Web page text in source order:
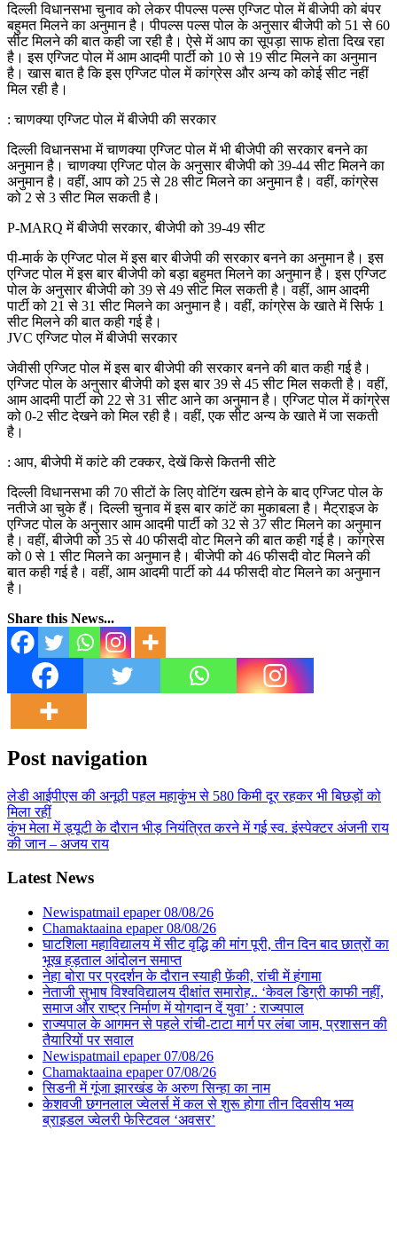
दिल्ली विधानसभा चुनाव को लेकर पीपल्स पल्स एग्जिट पोल में बीजेपी को बंपर
बहुमत मिलने का अनुमान है। पीपल्स पल्स पोल के अनुसार बीजेपी को 51 से 60
सीट मिलने की बात कही जा रही है। ऐसे में आप का सूपड़ा साफ होता दिख रहा
है। इस एग्जिट पोल में आम आदमी पार्टी को 10 से 19 सीट मिलने का अनुमान
है। खास बात है कि इस एग्जिट पोल में कांग्रेस और अन्य को कोई सीट नहीं
मिल रही है।
: चाणक्या एग्जिट पोल में बीजेपी की सरकार
दिल्ली विधानसभा में चाणक्या एग्जिट पोल में भी बीजेपी की सरकार बनने का
अनुमान है। चाणक्या एग्जिट पोल के अनुसार बीजेपी को 39-44 सीट मिलने का
अनुमान है। वहीं, आप को 25 से 28 सीट मिलने का अनुमान है। वहीं, कांग्रेस
को 2 से 3 सीट मिल सकती है।
P-MARQ में बीजेपी सरकार, बीजेपी को 39-49 सीट
पी-मार्क के एग्जिट पोल में इस बार बीजेपी की सरकार बनने का अनुमान है। इस
एग्जिट पोल में इस बार बीजेपी को बड़ा बहुमत मिलने का अनुमान है। इस एग्जिट
पोल के अनुसार बीजेपी को 39 से 49 सीट मिल सकती है। वहीं, आम आदमी
पार्टी को 21 से 31 सीट मिलने का अनुमान है। वहीं, कांग्रेस के खाते में सिर्फ 1
सीट मिलने की बात कही गई है।
JVC एग्जिट पोल में बीजेपी सरकार
जेवीसी एग्जिट पोल में इस बार बीजेपी की सरकार बनने की बात कही गई है।
एग्जिट पोल के अनुसार बीजेपी को इस बार 39 से 45 सीट मिल सकती है। वहीं,
आम आदमी पार्टी को 22 से 31 सीट आने का अनुमान है। एग्जिट पोल में कांग्रेस
को 0-2 सीट देखने को मिल रही है। वहीं, एक सीट अन्य के खाते में जा सकती
है।
: आप, बीजेपी में कांटे की टक्कर, देखें किसे कितनी सीटे
दिल्ली विधानसभा की 70 सीटों के लिए वोटिंग खत्म होने के बाद एग्जिट पोल के
नतीजे आ चुके हैं। दिल्ली चुनाव में इस बार कांटें का मुकाबला है। मैट्राइज के
एग्जिट पोल के अनुसार आम आदमी पार्टी को 32 से 37 सीट मिलने का अनुमान
है। वहीं, बीजेपी को 35 से 40 फीसदी वोट मिलने की बात कही गई है। कांग्रेस
को 0 से 1 सीट मिलने का अनुमान है। बीजेपी को 46 फीसदी वोट मिलने की
बात कही गई है। वहीं, आम आदमी पार्टी को 44 फीसदी वोट मिलने का अनुमान
है।​​
Share this News...
Post navigation
लेडी आईपीएस की अनूठी पहल महाकुंभ से 580 किमी दूर रहकर भी बिछड़ों को
मिला रहीं
कुंभ मेला में ड्यूटी के दौरान भीड़ नियंत्रित करने में गई स्व. इंस्पेक्टर अंजनी राय
की जान – अजय राय
Latest News
Newispatmail epaper 08/08/26
Chamaktaaina epaper 08/08/26
घाटशिला महाविद्यालय में सीट वृद्धि की मांग पूरी, तीन दिन बाद छात्रों का
भूख हड़ताल आंदोलन समाप्त
नेहा बोरा पर प्रदर्शन के दौरान स्याही फ़ेंकी, रांची में हंगामा
नेताजी सुभाष विश्वविद्यालय दीक्षांत समारोह.. ‘केवल डिग्री काफी नहीं,
समाज और राष्ट्र निर्माण में योगदान दें युवा’ : राज्यपाल
राज्यपाल के आगमन से पहले रांची-टाटा मार्ग पर लंबा जाम, प्रशासन की
तैयारियों पर सवाल
Newispatmail epaper 07/08/26
Chamaktaaina epaper 07/08/26
सिडनी में गूंजा झारखंड के अरुण सिन्हा का नाम
केशवजी छगनलाल ज्वेलर्स में कल से शुरू होगा तीन दिवसीय भव्य
ब्राइडल ज्वेलरी फेस्टिवल ‘अवसर’